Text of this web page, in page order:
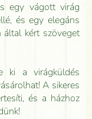
egy vágott virág
és egy elegáns
által kért szöveget
ki a virágküldés
A sikeres
és a házhoz